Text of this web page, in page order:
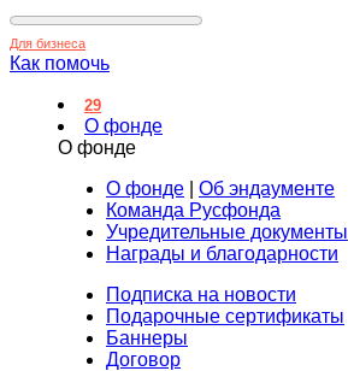
Для бизнеса
Как помочь
29
О фонде
О фонде
О фонде
Об эндаументе
Команда Русфонда
Учредительные документы
Награды и благодарности
Подписка на новости
Подарочные сертификаты
Баннеры
Договор